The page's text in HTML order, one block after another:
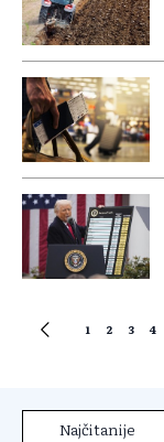
1 2 3 4
Najčitanije